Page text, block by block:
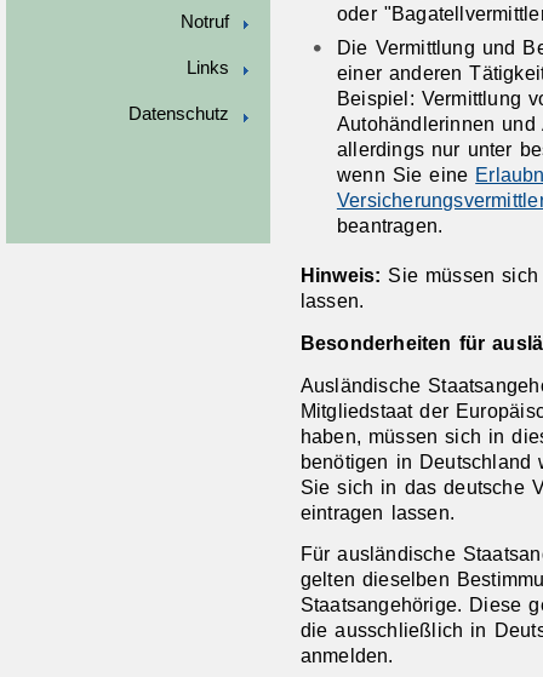
Notruf
Links
Datenschutz
oder
Die Vermittlung und
einer anderen
Beispiel: Vermittlung
Autohändlerinnen
allerdings nur unter
wenn Sie eine
beantragen.
Hinweis: Sie müssen
lassen.
Besonderheiten für
Ausländische
Mitgliedstaat der
haben, müssen sich in
benötigen in Deutschland
Sie sich in das deutsche
eintragen lassen.
Für ausländische
gelten dieselben
Staatsangehörige. Diese
die ausschließlich in
anmelden.